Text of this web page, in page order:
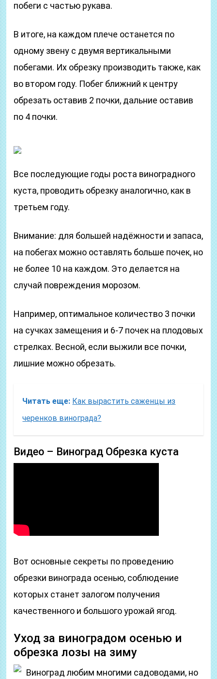
побеги с частью рукава.
В итоге, на каждом плече останется по
одному звену с двумя вертикальными
побегами. Их обрезку производить также, как
во втором году. Побег ближний к центру
обрезать оставив 2 почки, дальние оставив
по 4 почки.
Все последующие годы роста виноградного
куста, проводить обрезку аналогично, как в
третьем году.
Внимание: для большей надёжности и запаса,
на побегах можно оставлять больше почек, но
не более 10 на каждом. Это делается на
случай повреждения морозом.
Например, оптимальное количество 3 почки
на сучках замещения и 6-7 почек на плодовых
стрелках. Весной, если выжили все почки,
лишние можно обрезать.
Читать еще: Как вырастить саженцы из
черенков винограда?
Видео – Виноград Обрезка куста
Вот основные секреты по проведению
обрезки винограда осенью, соблюдение
которых станет залогом получения
качественного и большого урожай ягод.
Уход за виноградом осенью и
обрезка лозы на зиму
Виноград любим многими садоводами, но